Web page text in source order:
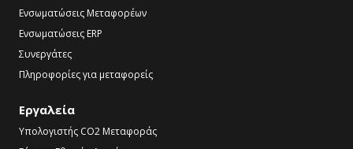
Ενσωματώσεις Μεταφορέων
Ενσωματώσεις ERP
Συνεργάτες
Πληροφορίες για μεταφορείς
Εργαλεία
Υπολογιστής CO2 Μεταφοράς